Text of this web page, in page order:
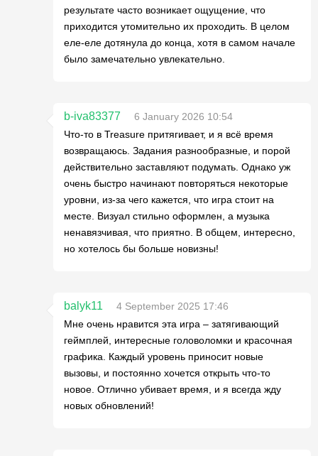
результате часто возникает ощущение, что
приходится утомительно их проходить. В целом
еле-еле дотянула до конца, хотя в самом начале
было замечательно увлекательно.
b-iva83377
6 January 2026 10:54
Что-то в Treasure притягивает, и я всё время
возвращаюсь. Задания разнообразные, и порой
действительно заставляют подумать. Однако уж
очень быстро начинают повторяться некоторые
уровни, из-за чего кажется, что игра стоит на
месте. Визуал стильно оформлен, а музыка
ненавязчивая, что приятно. В общем, интересно,
но хотелось бы больше новизны!
balyk11
4 September 2025 17:46
Мне очень нравится эта игра – затягивающий
геймплей, интересные головоломки и красочная
графика. Каждый уровень приносит новые
вызовы, и постоянно хочется открыть что-то
новое. Отлично убивает время, и я всегда жду
новых обновлений!